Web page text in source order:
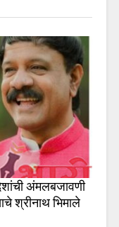
अंमलबजावणी
श्रीनाथ भिमाले